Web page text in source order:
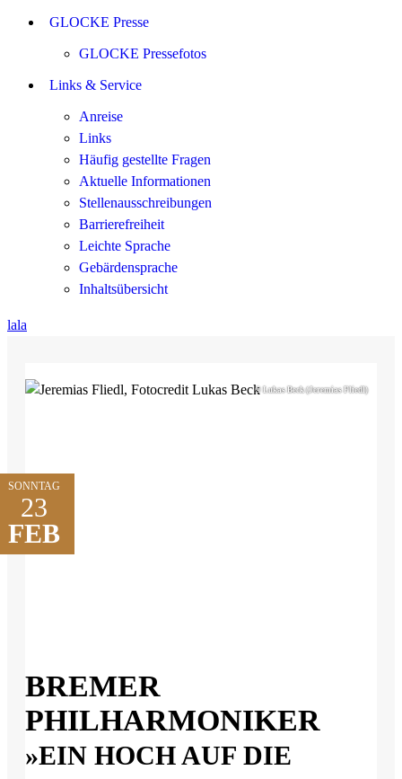
GLOCKE Presse
GLOCKE Pressefotos
Links & Service
Anreise
Links
Häufig gestellte Fragen
Aktuelle Informationen
Stellenausschreibungen
Barrierefreiheit
Leichte Sprache
Gebärdensprache
Inhaltsübersicht
lala
SONNTAG
23
FEB
© Lukas Beck (Jeremias Fliedl)
BREMER
PHILHARMONIKER
»EIN HOCH AUF DIE